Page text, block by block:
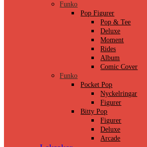
Funko
Pop Figurer
Pop & Tee
Deluxe
Moment
Rides
Album
Comic Cover
Funko
Pocket Pop
Nyckelringar
Figurer
Bitty Pop
Figurer
Deluxe
Arcade